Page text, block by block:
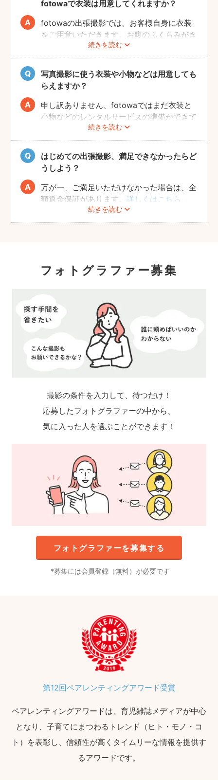
お腹の赤ちゃんの健康です。当日無理せず撮
影を行えるよう、日々健やかに過ごしていた
だければと思います。
fotowaで衣装は用意してくれますか？
続きを読む
fotowaの出張撮影では、お客様自身に衣装
をご用意いただきます。お腹のふくらみがき
れいに見える薄手のお洋服や、チューブトッ
プにスカート等で、素肌を写すスタイルも人
気です。どうぞお好きな衣装で撮影を楽しん
でくださいね。
写真撮影に使う衣装や小物などは用意しても
らえますか？
続きを読む
申し訳ありません、fotowaではまだ衣装と
小物などのレンタルサービスの準備ができて
おりませんので、お客様ご自身にご用意をお
願いしております。
はじめての出張撮影、満足できなかったらど
うしよう？
続きを読む
万が一、ご満足いただけなかった場合は、全
額返金保証があります。詳しくはこちら
フォトグラファー募集
撮影の条件を入力して、待つだけ！
応募したフォトグラファーの中から、
気に入った人を選ぶことができます！
フォトグラファーを募集する
募集には会員登録（無料）が必要です
第12回ペアレンティングアワード受賞
ペアレンティングアワードは、育児雑誌メディアが中心
となり、子育てにまつわるトレンド（ヒト・モノ・コ
ト）を表彰し、信頼性が高くタイムリーな情報を提供す
るアワードです。